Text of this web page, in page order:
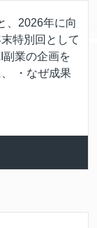
、2026年に向
特別回として
業の企画を
・なぜ成果